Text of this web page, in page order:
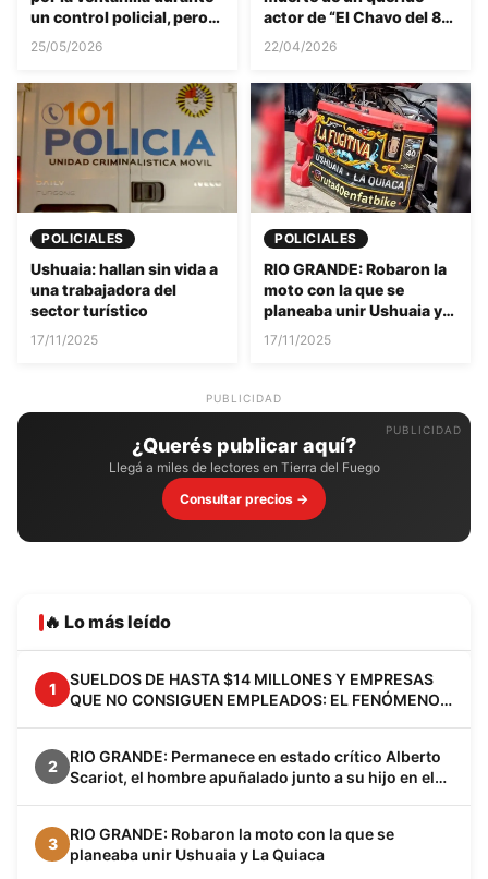
un control policial, pero
fue detenido en el acto y
se constató que tenía
antecedentes.
25/05/2026
actor de “El Chavo del 8”:
el motivo del
fallecimiento es
desgarrador
22/04/2026
POLICIALES
Ushuaia: hallan sin vida a
una trabajadora del
sector turístico
17/11/2025
POLICIALES
RIO GRANDE: Robaron la
moto con la que se
planeaba unir Ushuaia y
La Quiaca
17/11/2025
PUBLICIDAD
¿Querés publicar aquí?
Llegá a miles de lectores en Tierra del Fuego
Consultar precios →
🔥 Lo más leído
1
SUELDOS DE HASTA $14 MILLONES Y EMPRESAS
QUE NO CONSIGUEN EMPLEADOS: EL FENÓMENO
2
RIO GRANDE: Permanece en estado crítico Alberto
Scariot, el hombre apuñalado junto a su hijo en el
3
RIO GRANDE: Robaron la moto con la que se
planeaba unir Ushuaia y La Quiaca